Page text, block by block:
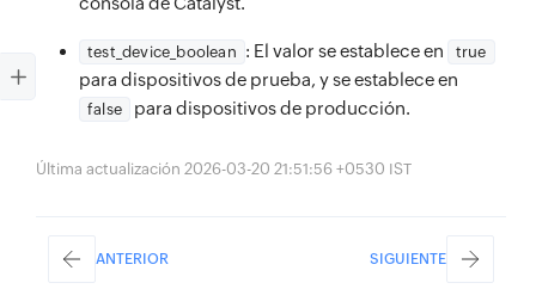
test_device_boolean : El valor se establece en true
para dispositivos de prueba, y se establece en
false para dispositivos de producción.
Última actualización 2026-03-20 21:51:56 +0530 IST
ANTERIOR SIGUIENTE